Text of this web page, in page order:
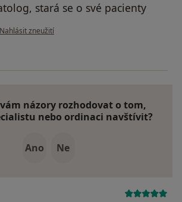
stará se o své pacienty
podle názoru uživatele Pacient
Nahlásit zneužití
názory rozhodovat o tom,
nebo ordinaci navštívit?
Ano Ne